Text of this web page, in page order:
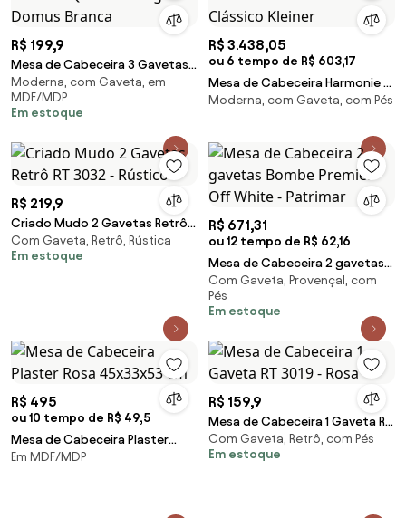
R$ 199,9
Mesa de Cabeceira 3 Gavetas
Quarto Design Domus Branca
Moderna, com Gaveta, em
MDF/MDP
Em estoque
R$ 3.438,05
ou 6 tempo de R$ 603,17
Mesa de Cabeceira Harmonie -
Cinza Claire Clássico Kleiner
Moderna, com Gaveta, com Pés
R$ 219,9
Criado Mudo 2 Gavetas Retrô
RT 3032 - Rústico
Com Gaveta, Retrô, Rústica
Em estoque
R$ 671,31
ou 12 tempo de R$ 62,16
Mesa de Cabeceira 2 gavetas
Bombe Premier Off White -
Patrimar
Com Gaveta, Provençal, com
Pés
Em estoque
R$ 495
ou 10 tempo de R$ 49,5
Mesa de Cabeceira Plaster
Rosa 45x33x53 cm
Em MDF/MDP
R$ 159,9
Mesa de Cabeceira 1 Gaveta RT
3019 - Rosa
Com Gaveta, Retrô, com Pés
Em estoque